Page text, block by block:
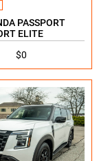
PASSPORT
ELITE
$0